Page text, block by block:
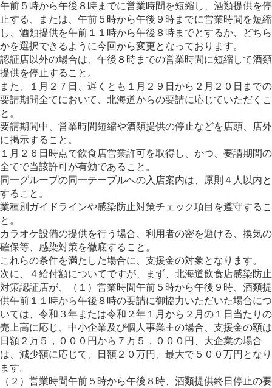
午前５時から午後８時までに営業時間を短縮し、酒類提供を停
止する、または、午前５時から午後９時までに営業時間を短縮
し、酒類提供を午前１１時から午後８時までとするか、どちら
かを選択できるように今回から変更となっております。
認証店以外の場合は、午後８時までの営業時間に短縮して酒類
提供を停止すること。
また、１月２７日、遅くとも１月２９日から２月２０日までの
要請期間全てにおいて、北海道からの要請に応じていただくこ
と。
要請期間中、営業時間短縮や酒類提供の停止などを店頭、店外
に掲示すること。
１月２６日時点で飲食店営業許可を取得し、かつ、要請期間の
全てで当該許可が有効であること。
同一グループの同一テーブルへの入店案内は、原則４人以内と
すること。
業種別ガイドラインや感染防止対策チェック項目を遵守するこ
と。
カラオケ設備の提供を行う場合、利用者の密を避ける、換気の
確保等、感染対策を徹底すること。
これらの条件を満たした場合に、支援金の対象となります。
次に、４給付額についてですが、まず、北海道飲食店感染防止
対策認証店が、（１）営業時間午前５時から午後９時、酒類提
供午前１１時から午後８時の要請に御協力いただいた場合につ
いては、令和３年または令和２年１月から２月の１日当たりの
売上高に応じ、中小企業及び個人事業主の場合、支援金の額は
日額２万５，０００円から７万５，０００円、大企業の場合
は、減少額に応じて、日額２０万円、最大で５００万円となり
ます。
（２）営業時間午前５時から午後８時、酒類提供終日停止の要